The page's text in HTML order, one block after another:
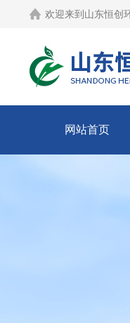
欢迎来到 山东恒创
网站首页